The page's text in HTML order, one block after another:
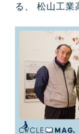
る、 松山工業